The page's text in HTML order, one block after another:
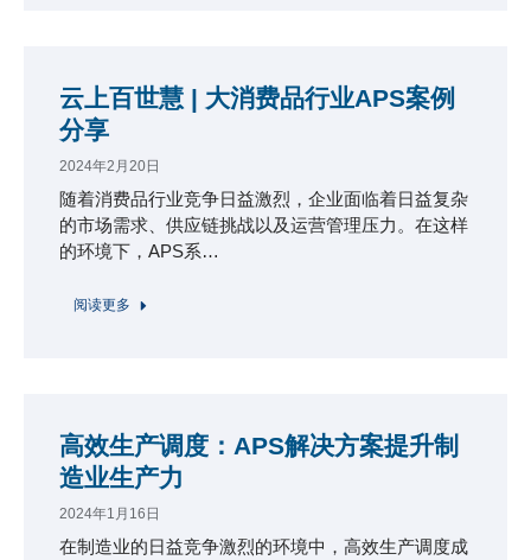
云上百世慧 | 大消费品行业APS案例
分享
2024年2月20日
随着消费品行业竞争日益激烈，企业面临着日益复杂
的市场需求、供应链挑战以及运营管理压力。在这样
的环境下，APS系…
阅读更多
高效生产调度：APS解决方案提升制
造业生产力
2024年1月16日
在制造业的日益竞争激烈的环境中，高效生产调度成